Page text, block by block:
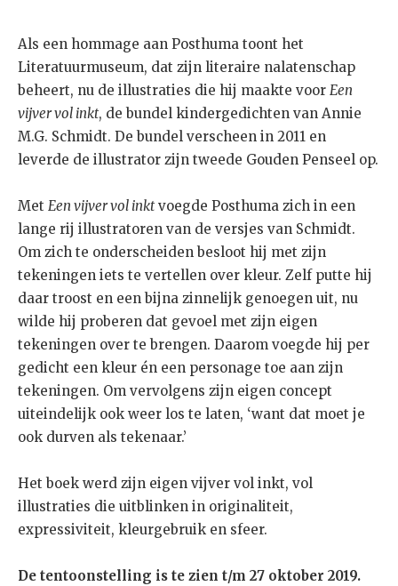
Als een hommage aan Posthuma toont het
Literatuurmuseum, dat zijn literaire nalatenschap
beheert, nu de illustraties die hij maakte voor Een
vijver vol inkt, de bundel kindergedichten van Annie
M.G. Schmidt. De bundel verscheen in 2011 en
leverde de illustrator zijn tweede Gouden Penseel op.
Met Een vijver vol inktvoegde Posthuma zich in een
lange rij illustratoren van de versjes van Schmidt.
Om zich te onderscheiden besloot hij met zijn
tekeningen iets te vertellen over kleur. Zelf putte hij
daar troost en een bijna zinnelijk genoegen uit, nu
wilde hij proberen dat gevoel met zijn eigen
tekeningen over te brengen. Daarom voegde hij per
gedicht een kleur én een personage toe aan zijn
tekeningen. Om vervolgens zijn eigen concept
uiteindelijk ook weer los te laten, ‘want dat moet je
ook durven als tekenaar.’
Het boek werd zijn eigen vijver vol inkt, vol
illustraties die uitblinken in originaliteit,
expressiviteit, kleurgebruik en sfeer.
De tentoonstelling is te zien t/m 27 oktober 2019.